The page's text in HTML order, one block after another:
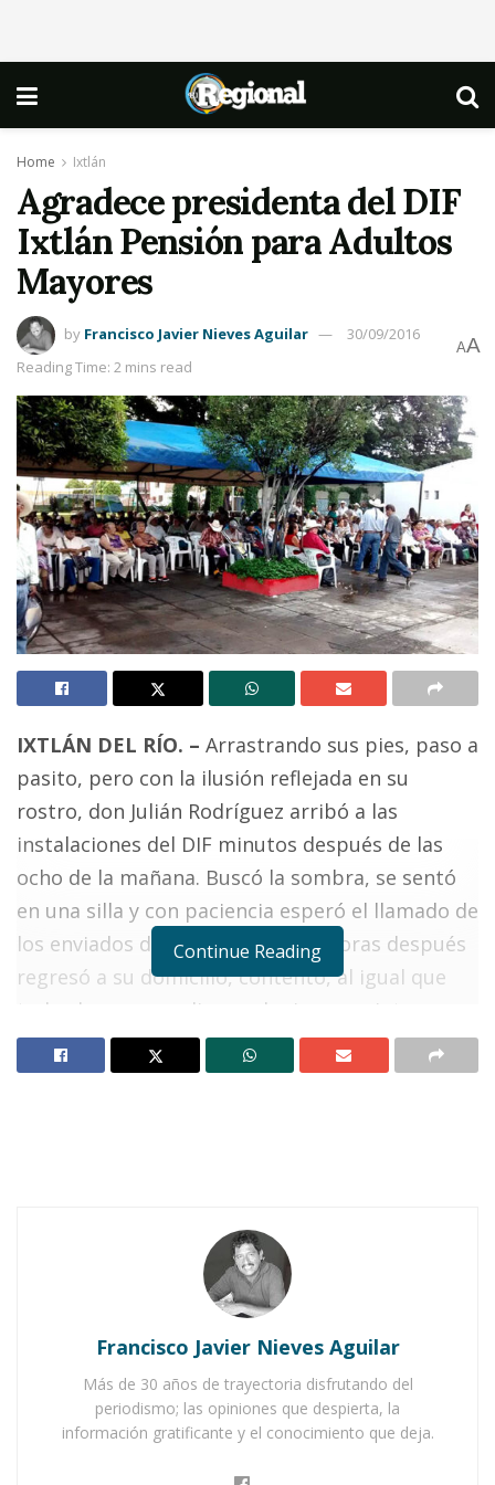
Home Ixtlán
Agradece presidenta del DIF
Ixtlán Pensión para Adultos
Mayores
by Francisco Javier Nieves Aguilar
30/09/2016
Reading Time: 2 mins read
AA
IXTLÁN DEL RÍO. – Arrastrando sus pies, paso a
pasito, pero con la ilusión reflejada en su
rostro, don Julián Rodríguez arribó a las
instalaciones del DIF minutos después de las
ocho de la mañana. Buscó la sombra, se sentó
en una silla y con paciencia esperó el llamado de
los enviados de la SEDESOL. Dos horas después
regresó a su domicilio, contento, al igual que
todos los que acudieron al mismo recinto para
recibir su apoyo que de manera bimestral les
entrega el gobierno de la federal como parte
recibieron este apoyo para sustentar su
chocolate
Buena tarde taurina en Ahuacatlán
Continue Reading
Francisco Javier Nieves Aguilar
Más de 30 años de trayectoria disfrutando del
periodismo; las opiniones que despierta, la
información gratificante y el conocimiento que deja.